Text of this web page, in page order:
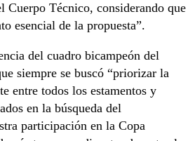
Cuerpo Técnico, considerando que
esencial de la propuesta”.
del cuadro bicampeón del
siempre se buscó “priorizar la
entre todos los estamentos y
en la búsqueda del
participación en la Copa